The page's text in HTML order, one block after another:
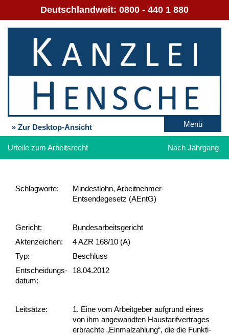
Deutschlandweit: 0800 - 440 1 880
» Zur Desktop-Ansicht Menü
Urteile zum Arbeitsrecht Nach Jahrgang
Schlag­worte:
Mindestlohn, Arbeitnehmer-
Entsendegesetz (AEntG)
Gericht:
Bundesarbeitsgericht
Akten­zeichen:
4 AZR 168/10 (A)
Typ:
Beschluss
Ent­scheid­ungs­
datum:
18.04.2012
Leit­sätze:
1. Ei­ne vom Ar­beit­ge­ber auf­grund ei­nes
von ihm an­ge­wand­ten Haus­ta­rif­ver­tra­ges
er­brach­te „Ein­mal­zah­lung“, die die Funk­ti­